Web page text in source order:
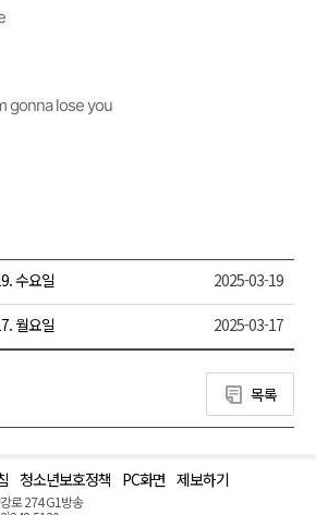
gonna lose you
수요일 2025-03-19
월요일 2025-03-17
목록
청소년보호정책 PC화면 제보하기
로 274 G1방송